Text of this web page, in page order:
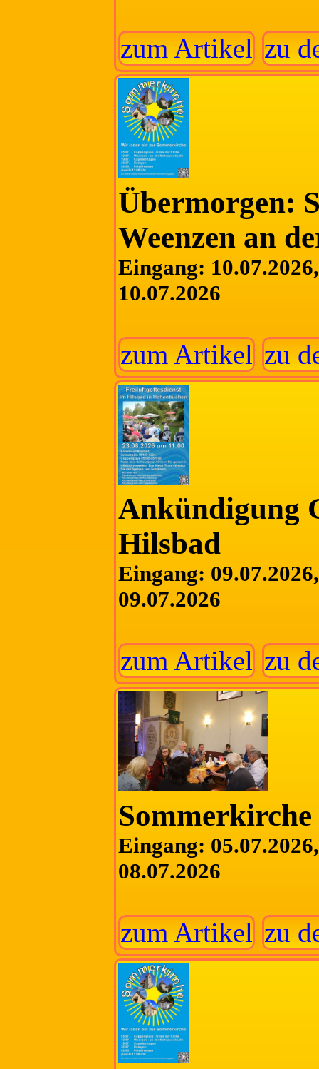
zum Artikel zu
Übermorgen:
Weenzen an
Eingang:
10.07.2026
zum Artikel zu
Ankündigung
Hilsbad
Eingang:
09.07.2026
zum Artikel zu
Eingang:
08.07.2026
zum Artikel zu